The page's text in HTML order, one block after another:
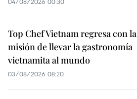
Top Chef Vietnam regresa con la
misión de llevar la gastronomía
vietnamita al mundo
03/08/2026 08:20